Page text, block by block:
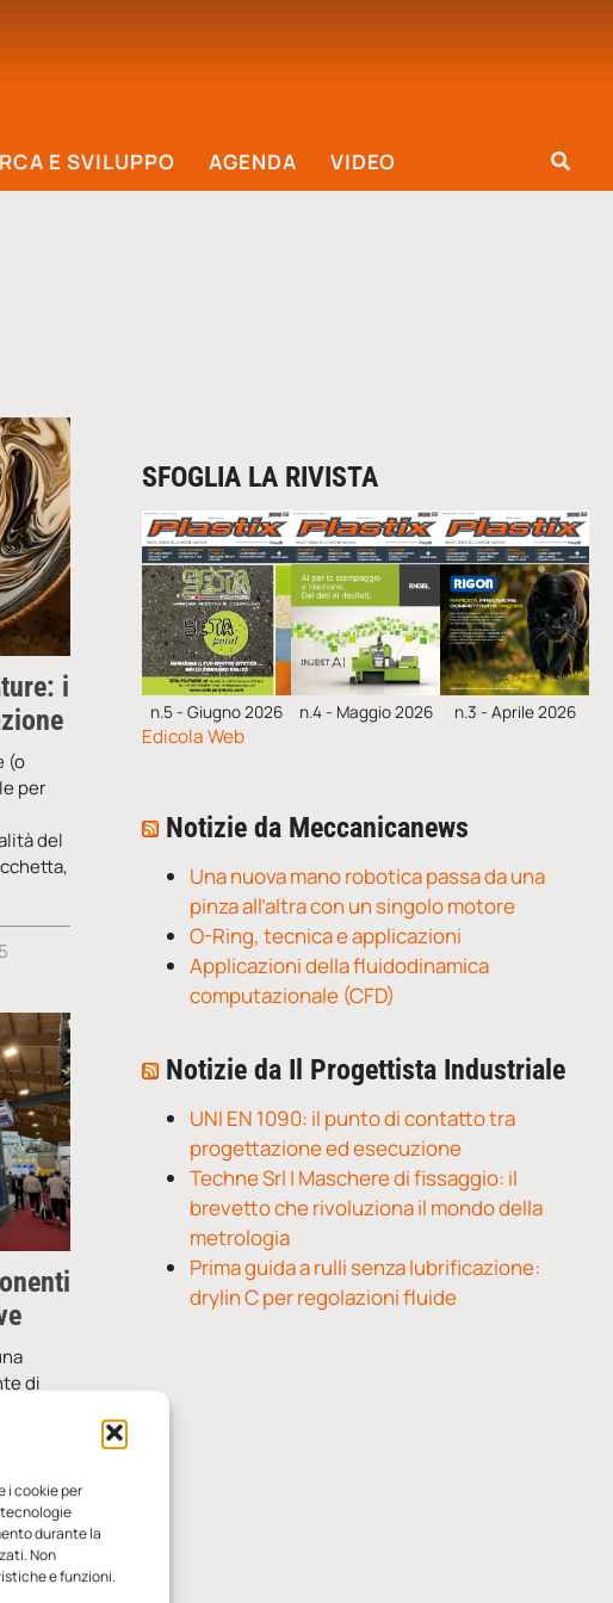
i cookie per
tecnologie
durante la
Non
e funzioni.
E SVILUPPO AGENDA VIDEO
i
(o
per
del
di
SFOGLIA LA RIVISTA
n.5 - Giugno 2026 n.4 - Maggio 2026 n.3 - Aprile 2026
Edicola Web
Notizie da Meccanicanews
Una nuova mano robotica passa da una
pinza all’altra con un singolo motore
O-Ring, tecnica e applicazioni
Applicazioni della fluidodinamica
computazionale (CFD)
Notizie da Il Progettista Industriale
UNI EN 1090: il punto di contatto tra
progettazione ed esecuzione
Techne Srl | Maschere di fissaggio: il
brevetto che rivoluziona il mondo della
metrologia
Prima guida a rulli senza lubrificazione:
drylin C per regolazioni fluide